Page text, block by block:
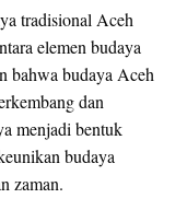
tradisional Aceh
elemen budaya
bahwa budaya Aceh
dan
menjadi bentuk
budaya
zaman.